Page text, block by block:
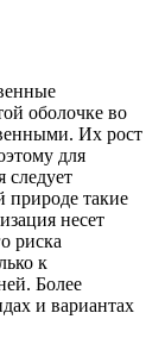
оболочке во
Их рост
для
следует
природе такие
несет
риска
к
Более
и вариантах